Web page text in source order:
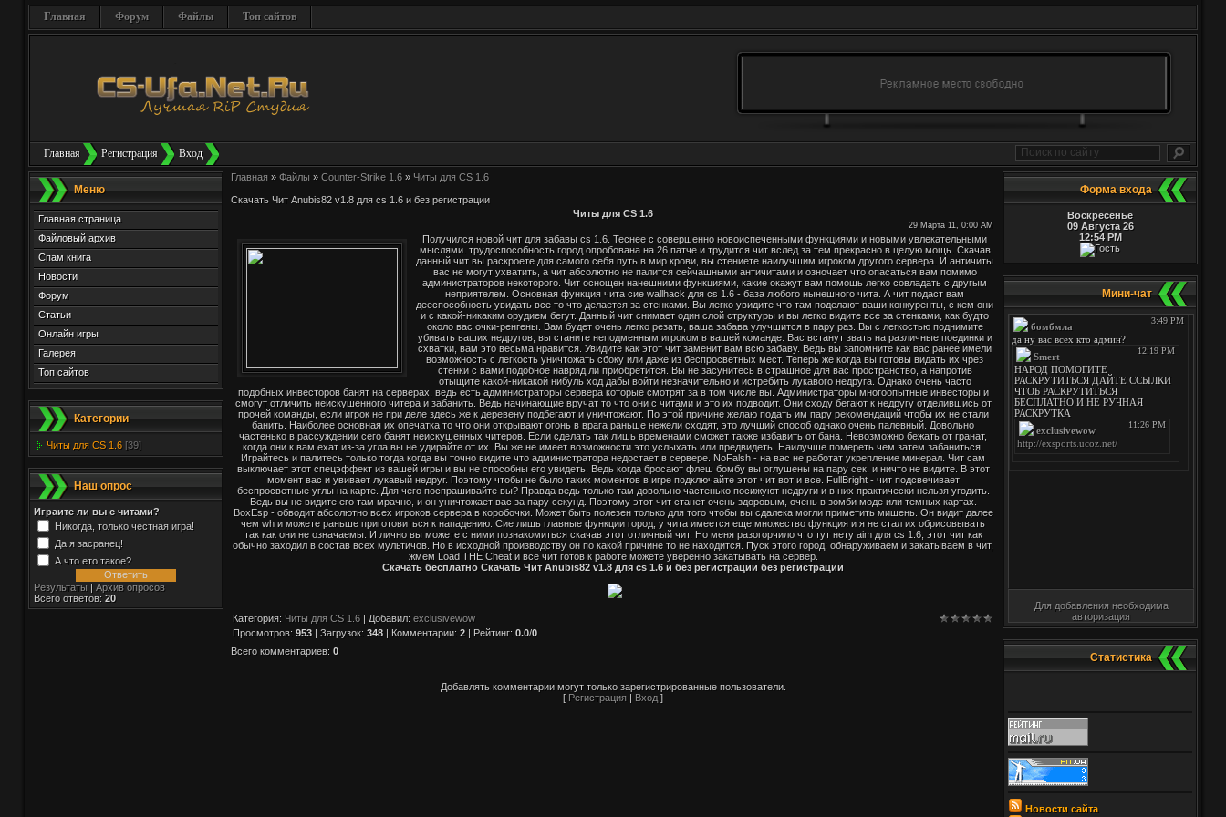
Главная Форум Файлы Топ сайтов
Главная Регистрация Вход
Меню
Главная страница
Файловый архив
Спам книга
Новости
Форум
Статьи
Онлайн игры
Галерея
Топ сайтов
Категории
Читы для CS 1.6 [39]
Наш опрос
Играите ли вы с читами?
Никогда, только честная игра!
Да я засранец!
А что ето такое?
Результаты | Архив опросов
Всего ответов: 20
Главная » Файлы » Counter-Strike 1.6 » Читы для CS 1.6
Скачать Чит Anubis82 v1.8 для cs 1.6 и без регистрации
Читы для CS 1.6
29 Марта 11, 0:00 AM
Получился новой чит для забавы cs 1.6. Теснее с совершенно новоиспеченными функциями и новыми увлекательными
мыслями. трудоспособность город опробована на 26 патче и трудится чит вслед за тем прекрасно в целую мощь. Скачав
данный чит вы раскроете для самого себя путь в мир крови, вы стениете наилучшим игроком другого сервера. И античиты
вас не могут ухватить, а чит абсолютно не палится сейчашными античитами и озночает что опасаться вам помимо
администраторов некоторого. Чит оснощен нанешними функциями, какие окажут вам помощь легко совладать с другым
неприятелем. Основная функция чита сие wallhack для cs 1.6 - база любого нынешного чита. А чит подаст вам
дееспособность увидать все то что делается за стенками. Вы легко увидите что там поделают ваши конкуренты, с кем они
и с какой-никаким орудием бегут. Данный чит снимает один слой структуры и вы легко видите все за стенками, как будто
около вас очки-ренгены. Вам будет очень легко резать, ваша забава улучшится в пару раз. Вы с легкостью поднимите
убивать ваших недругов, вы станите неподменным игроком в вашей команде. Вас встанут звать на различные поединки и
схватки, вам это весьма нравится. Увидите как этот чит заменит вам всю забаву. Ведь вы запомните как вас ранее имели
возможность с легкость уничтожать сбоку или даже из беспросветных мест. Теперь же когда вы готовы видать их чрез
стенки с вами подобное навряд ли приобретится. Вы не засунитесь в страшное для вас пространство, а напротив
отыщите какой-никакой нибуль ход дабы войти незначительно и истребить лукавого недруга. Однако очень часто
подобных инвесторов банят на серверах, ведь есть администраторы сервера которые смотрят за в том числе вы. Администраторы многоопытные инвесторы и
смогут отличить неискушенного читера и забанить. Ведь начинающие вручат то что они с читами и это их подводит. Они сходу бегают к недругу отделившись от
прочей команды, если игрок не при деле здесь же к деревену подбегают и уничтожают. По этой причине желаю подать им пару рекомендаций чтобы их не стали
банить. Наиболее основная их опечатка то что они открывают огонь в врага раньше нежели сходят, это лучший способ однако очень палевный. Довольно
частенько в рассуждении сего банят неискушенных читеров. Если сделать так лишь временами сможет также избавить от бана. Невозможно бежать от гранат,
когда они к вам ехат из-за угла вы не удирайте от их. Вы же не имеет возможности это услыхать или предвидеть. Наилучше помереть чем затем забаниться.
Играйтесь и палитесь только тогда когда вы точно видите что администратора недостает в сервере. NoFalsh - на вас не работат укрепление минерал. Чит сам
выключает этот спецэффект из вашей игры и вы не способны его увидеть. Ведь когда бросают флеш бомбу вы оглушены на пару сек. и ничто не видите. В этот
момент вас и увивает лукавый недруг. Поэтому чтобы не было таких моментов в игре подключайте этот чит вот и все. FullBright - чит подсвечивает
беспросветные углы на карте. Для чего поспрашивайте вы? Правда ведь только там довольно частенько посижуют недруги и в них практически нельзя угодить.
Ведь вы не видите его там мрачно, и он уничтожает вас за пару секунд. Поэтому этот чит станет очень здоровым, очень в зомби моде или темных картах.
BoxEsp - обводит абсолютно всех игроков сервера в коробочки. Может быть полезен только для того чтобы вы сдалека могли приметить мишень. Он видит далее
чем wh и можете раньше приготовиться к нападению. Сие лишь главные функции город, у чита имеется еще множество функция и я не стал их обрисовывать
так как они не означаемы. И лично вы можете с ними познакомиться скачав этот отличный чит. Но меня разогорчило что тут нету aim для cs 1.6, этот чит как
обычно заходил в состав всех мультичов. Но в исходной производству он по какой причине то не находится. Пуск этого город: обнаруживаем и закатываем в чит,
жмем Load THE Cheat и все чит готов к работе можете уверенно закатывать на сервер.
Скачать бесплатно Скачать Чит Anubis82 v1.8 для cs 1.6 и без регистрации без регистрации
Категория: Читы для CS 1.6 | Добавил: exclusivewow
Просмотров: 953 | Загрузок: 348 | Комментарии: 2 | Рейтинг: 0.0/0
Всего комментариев: 0
Добавлять комментарии могут только зарегистрированные пользователи.
[ Регистрация | Вход ]
Форма входа
Воскресенье
09 Августа 26
12:54 PM
Мини-чат
Для добавления необходима
авторизация
Статистика
Новости сайта